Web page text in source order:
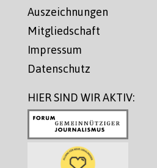
Auszeichnungen
Mitgliedschaft
Impressum
Datenschutz
HIER SIND WIR AKTIV: